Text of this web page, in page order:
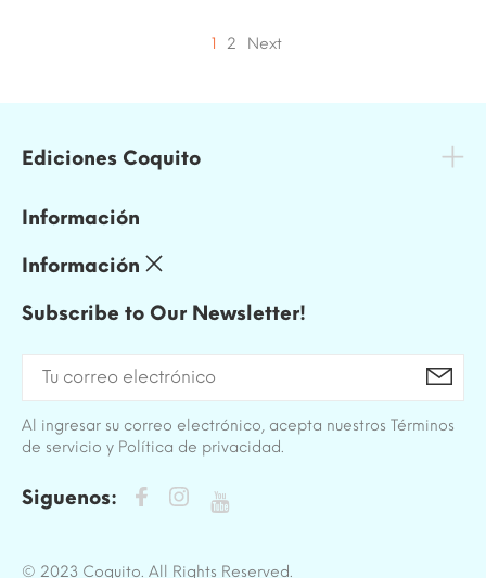
1 2 Next
Ediciones Coquito
Información
Información
Subscribe to Our Newsletter!
Al ingresar su correo electrónico, acepta nuestros Términos
de servicio y Política de privacidad.
Siguenos:
© 2023 Coquito. All Rights Reserved.